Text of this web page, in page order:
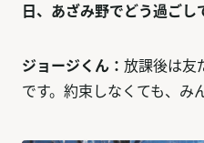
日、あざみ野でどう過ごし
ジョージくん： 放課後は友
です。約束しなくても、み